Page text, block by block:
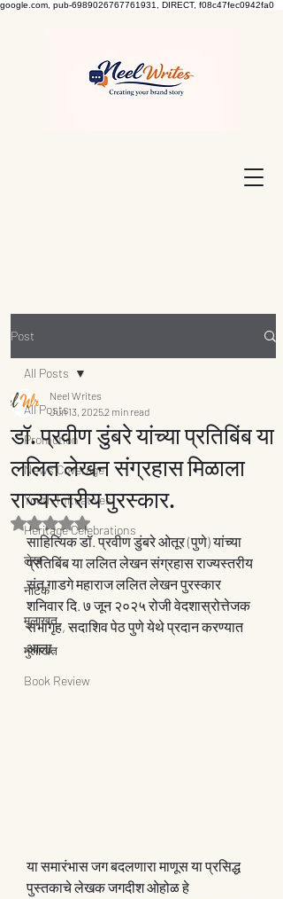
google.com, pub-6989026767761931, DIRECT, f08c47fec0942fa0
Post
All Posts
Promotion
News Coverage
Youth Inituatives
Heritage Celebrations
लेख
नाटक
मुलाखत
मुलाखत
Book Review
All Posts
डॉ. प्रवीण डुंबरे यांच्या प्रतिबिंब या
ललित लेखन संग्रहास मिळाला
राज्यस्तरीय पुरस्कार.
Neel Writes
Jun 13, 20252 min read
Rated NaN out of 5 stars.
साहित्यिक डॉ. प्रवीण डुंबरे ओतूर (पुणे) यांच्या
प्रतिबिंब या ललित लेखन संग्रहास राज्यस्तरीय
संत गाडगे महाराज ललित लेखन पुरस्कार
शनिवार दि. ७ जून २०२५ रोजी वेदशास्रोत्तेजक
सभागृह, सदाशिव पेठ पुणे येथे प्रदान करण्यात
आला.
या समारंभास जग बदलणारा माणूस या प्रसिद्ध
पुस्तकाचे लेखक जगदीश ओहोळ हे